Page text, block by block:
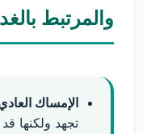
والمرتبط
الإمساك
تجهد ولكنها